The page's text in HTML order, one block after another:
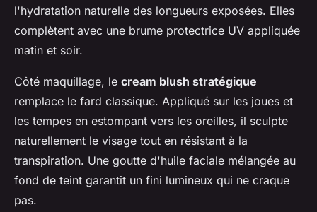
l'hydratation naturelle des longueurs exposées. Elles
complètent avec une brume protectrice UV appliquée
matin et soir.
Côté maquillage, le cream blush stratégique
remplace le fard classique. Appliqué sur les joues et
les tempes en estompant vers les oreilles, il sculpte
naturellement le visage tout en résistant à la
transpiration. Une goutte d'huile faciale mélangée au
fond de teint garantit un fini lumineux qui ne craque
pas.